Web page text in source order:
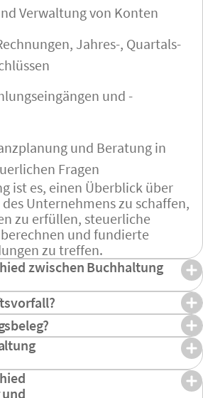
Verwaltung von Konten
Jahres-, Quartals-
und -
und Beratung in
Fragen
ist es, einen Überblick über
Unternehmens zu schaffen,
zu erfüllen, steuerliche
und fundierte
zu treffen.
zwischen Buchhaltung
und Buchführung werden
oft synonym
nicht ganz identisch.
die Abteilung innerhalb
das für die Buchführung
Buchführungist die
nämlich die Erfassung aller
ist einEreignis, das
auf das Unternehmen
umfassen beispielsweise den
Waren und Dienstleistungen,
ein Dokument, das als
eines
der Buchhaltung dient.
und belegen die
in einem Unternehmen
maßgeblich von der